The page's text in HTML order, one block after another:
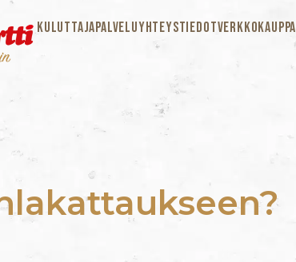
KULUTTAJAPALVELUYHTEYSTIEDOTVERKKOKAUPPA